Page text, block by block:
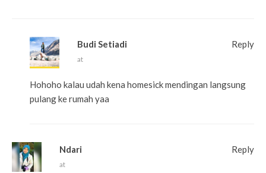
Budi Setiadi
at
Hohoho kalau udah kena homesick mendingan langsung
pulang ke rumah yaa
Reply
Ndari
at
Reply